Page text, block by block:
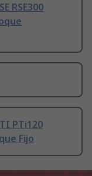
RSE300
PTi120
Fijo